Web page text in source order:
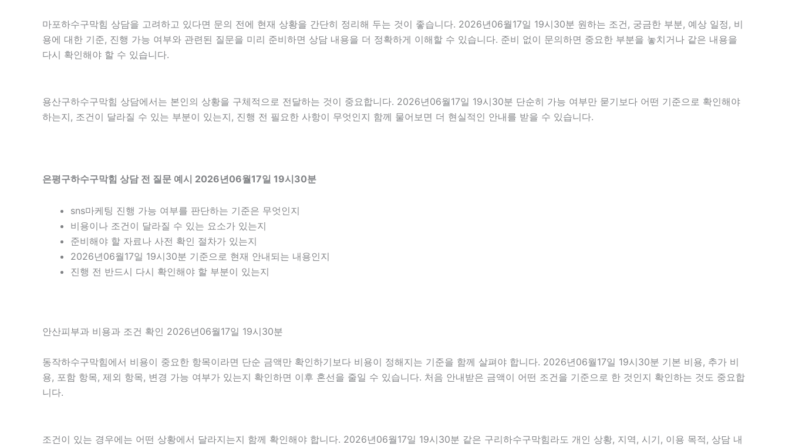
마포하수구막힘 상담을 고려하고 있다면 문의 전에 현재 상황을 간단히 정리해 두는 것이 좋습니다. 2026년06월17일 19시30분 원하는 조건, 궁금한 부분, 예상 일정, 비
용에 대한 기준, 진행 가능 여부와 관련된 질문을 미리 준비하면 상담 내용을 더 정확하게 이해할 수 있습니다. 준비 없이 문의하면 중요한 부분을 놓치거나 같은 내용을
다시 확인해야 할 수 있습니다.
용산구하수구막힘 상담에서는 본인의 상황을 구체적으로 전달하는 것이 중요합니다. 2026년06월17일 19시30분 단순히 가능 여부만 묻기보다 어떤 기준으로 확인해야
하는지, 조건이 달라질 수 있는 부분이 있는지, 진행 전 필요한 사항이 무엇인지 함께 물어보면 더 현실적인 안내를 받을 수 있습니다.
은평구하수구막힘 상담 전 질문 예시 2026년06월17일 19시30분
sns마케팅 진행 가능 여부를 판단하는 기준은 무엇인지
비용이나 조건이 달라질 수 있는 요소가 있는지
준비해야 할 자료나 사전 확인 절차가 있는지
2026년06월17일 19시30분 기준으로 현재 안내되는 내용인지
진행 전 반드시 다시 확인해야 할 부분이 있는지
안산피부과 비용과 조건 확인 2026년06월17일 19시30분
동작하수구막힘에서 비용이 중요한 항목이라면 단순 금액만 확인하기보다 비용이 정해지는 기준을 함께 살펴야 합니다. 2026년06월17일 19시30분 기본 비용, 추가 비
용, 포함 항목, 제외 항목, 변경 가능 여부가 있는지 확인하면 이후 혼선을 줄일 수 있습니다. 처음 안내받은 금액이 어떤 조건을 기준으로 한 것인지 확인하는 것도 중요합
니다.
조건이 있는 경우에는 어떤 상황에서 달라지는지 함께 확인해야 합니다. 2026년06월17일 19시30분 같은 구리하수구막힘라도 개인 상황, 지역, 시기, 이용 목적, 상담 내